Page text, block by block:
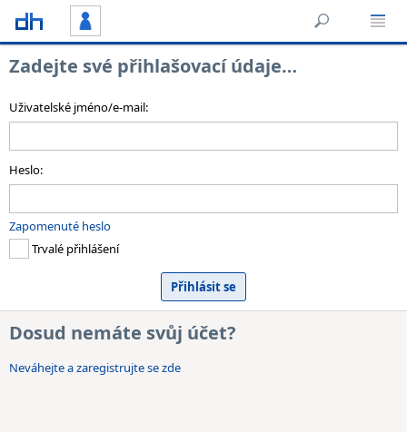
Zadejte své přihlašovací údaje…
Uživatelské jméno/e-mail:
Heslo:
Zapomenuté heslo
Trvalé přihlášení
Dosud nemáte svůj účet?
Neváhejte a zaregistrujte se zde